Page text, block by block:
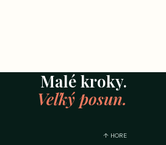
Malé kroky.
Veľký posun.
↑ HORE